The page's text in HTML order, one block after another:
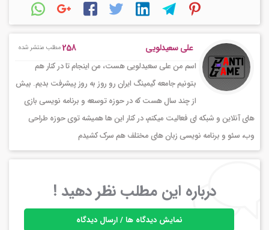
علی سعیدلویی 258مطلب منتشر شده
اسم من علی سعیدلویی هست، من اینجام تا در کنار هم
بتونیم جامعه گیمینگ ایران رو روز به روز پیشرفت بدیم. بیش
از چند سال هست که در حوزه توسعه و برنامه نویسی بازی
های آنلاین و شبکه ای فعالیت میکنم، در کنار این ها همیشه توی حوزه طراحی
وب، سئو و برنامه نویسی زبان های مختلف هم سرک کشیدم
درباره این مطلب نظر دهید !
نمایش دیدگاه ها / ارسال دیدگاه